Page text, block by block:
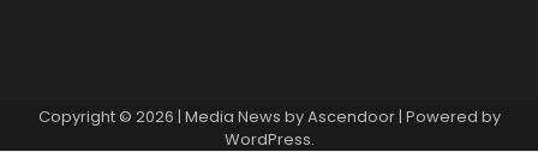
Copyright © 2026 | Media News byAscendoor| Powered by
WordPress.